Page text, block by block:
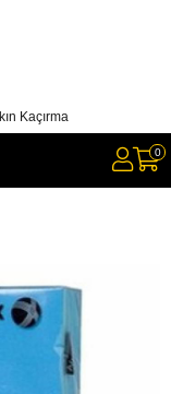
Kaçırma
0